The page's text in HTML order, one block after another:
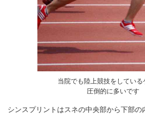
当院でも陸上競技をしている
圧倒的に多いです
シンスプリントはスネの中央部から下部の